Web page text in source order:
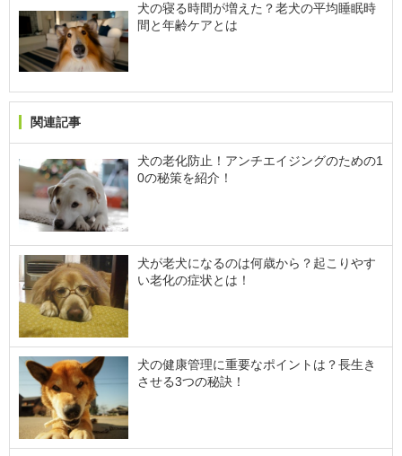
犬の寝る時間が増えた？老犬の平均睡眠時
間と年齢ケアとは
関連記事
犬の老化防止！アンチエイジングのための1
0の秘策を紹介！
犬が老犬になるのは何歳から？起こりやす
い老化の症状とは！
犬の健康管理に重要なポイントは？長生き
させる3つの秘訣！